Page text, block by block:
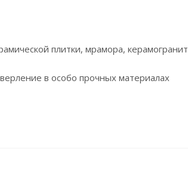
плитки, мрамора,
в особо прочных материалах